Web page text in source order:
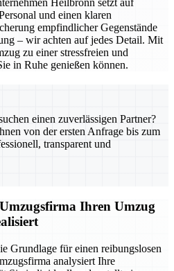
Heilbronn setzt auf
und einen klaren
empfindlicher Gegenstände
– wir achten auf jedes Detail. Mit
zu einer stressfreien und
in Ruhe genießen können.
einen zuverlässigen Partner?
von der ersten Anfrage bis zum
transparent und
Ihren Umzug
Grundlage für einen reibungslosen
analysiert Ihre